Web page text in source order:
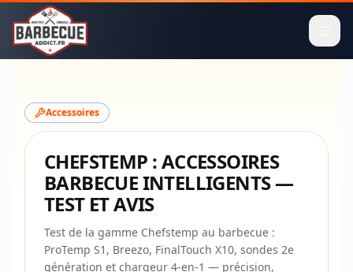
Accessoires
CHEFSTEMP : ACCESSOIRES
BARBECUE INTELLIGENTS —
TEST ET AVIS
Test de la gamme Chefstemp au barbecue :
ProTemp S1, Breezo, FinalTouch X10, sondes 2e
génération et chargeur 4-en-1 — précision,